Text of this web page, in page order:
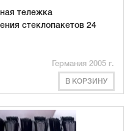
тележка
стеклопакетов 24
Германия 2005 г.
В КОРЗИНУ